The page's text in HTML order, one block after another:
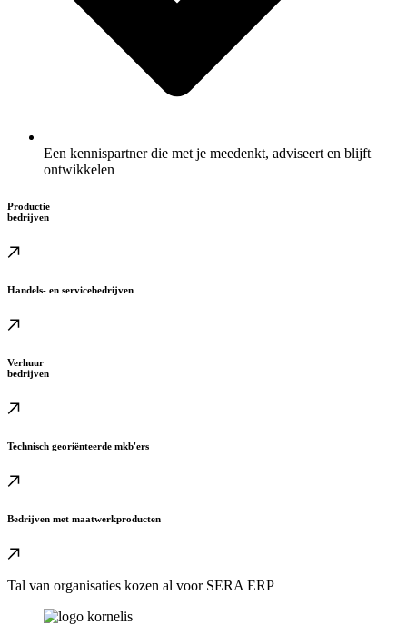
Een kennispartner die met je meedenkt, adviseert en blijft
ontwikkelen
Productie
bedrijven
Handels- en servicebedrijven
Verhuur
bedrijven
Technisch georiënteerde mkb'ers
Bedrijven met maatwerkproducten
Tal van organisaties kozen al voor SERA ERP